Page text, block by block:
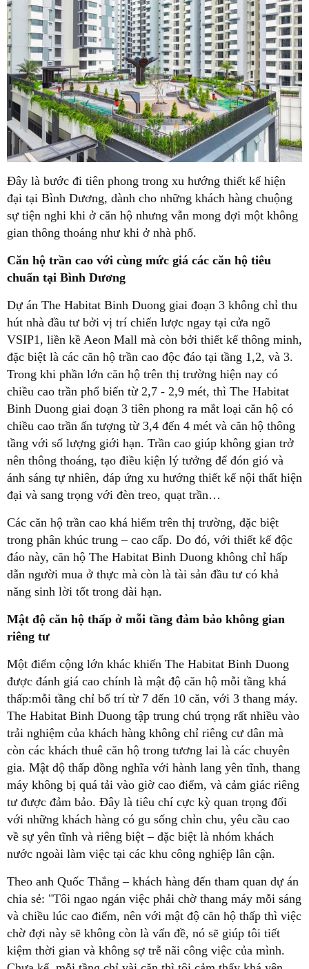
Đây là bước đi tiên phong trong xu hướng thiết kế hiện
đại tại Bình Dương, dành cho những khách hàng chuộng
sự tiện nghi khi ở căn hộ nhưng vẫn mong đợi một không
gian thông thoáng như khi ở nhà phố.
Căn hộ trần cao với cùng mức giá các căn hộ tiêu
chuẩn tại Bình Dương
Dự án The Habitat Binh Duong giai đoạn 3 không chỉ thu
hút nhà đầu tư bởi vị trí chiến lược ngay tại cửa ngõ
VSIP1, liền kề Aeon Mall mà còn bởi thiết kế thông minh,
đặc biệt là các căn hộ trần cao độc đáo tại tầng 1,2, và 3.
Trong khi phần lớn căn hộ trên thị trường hiện nay có
chiều cao trần phổ biến từ 2,7 - 2,9 mét, thì The Habitat
Binh Duong giai đoạn 3 tiên phong ra mắt loại căn hộ có
chiều cao trần ấn tượng từ 3,4 đến 4 mét và căn hộ thông
tầng với số lượng giới hạn. Trần cao giúp không gian trở
nên thông thoáng, tạo điều kiện lý tưởng để đón gió và
ánh sáng tự nhiên, đáp ứng xu hướng thiết kế nội thất hiện
đại và sang trọng với đèn treo, quạt trần…
Các căn hộ trần cao khá hiếm trên thị trường, đặc biệt
trong phân khúc trung – cao cấp. Do đó, với thiết kế độc
đáo này, căn hộ The Habitat Binh Duong không chỉ hấp
dẫn người mua ở thực mà còn là tài sản đầu tư có khả
năng sinh lời tốt trong dài hạn.
Mật độ căn hộ thấp ở mỗi tầng đảm bảo không gian
riêng tư
Một điểm cộng lớn khác khiến The Habitat Binh Duong
được đánh giá cao chính là mật độ căn hộ mỗi tầng khá
thấp:mỗi tầng chỉ bố trí từ 7 đến 10 căn, với 3 thang máy.
The Habitat Binh Duong tập trung chú trọng rất nhiều vào
trải nghiệm của khách hàng không chỉ riêng cư dân mà
còn các khách thuê căn hộ trong tương lai là các chuyên
gia. Mật độ thấp đồng nghĩa với hành lang yên tĩnh, thang
máy không bị quá tải vào giờ cao điểm, và cảm giác riêng
tư được đảm bảo. Đây là tiêu chí cực kỳ quan trọng đối
với những khách hàng có gu sống chỉn chu, yêu cầu cao
về sự yên tĩnh và riêng biệt – đặc biệt là nhóm khách
nước ngoài làm việc tại các khu công nghiệp lân cận.
Theo anh Quốc Thắng – khách hàng đến tham quan dự án
chia sẻ: "Tôi ngao ngán việc phải chờ thang máy mỗi sáng
và chiều lúc cao điểm, nên với mật độ căn hộ thấp thì việc
chờ đợi này sẽ không còn là vấn đề, nó sẽ giúp tôi tiết
kiệm thời gian và không sợ trễ nãi công việc của mình.